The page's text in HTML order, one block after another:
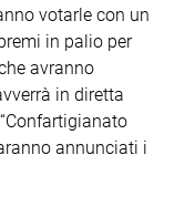
votarle con un
in palio per
avranno
in diretta
annunciati i